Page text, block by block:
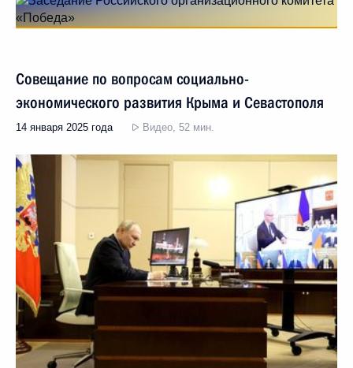
Совещание по вопросам социально-
экономического развития Крыма и Севастополя
14 января 2025 года Видео, 52 мин.